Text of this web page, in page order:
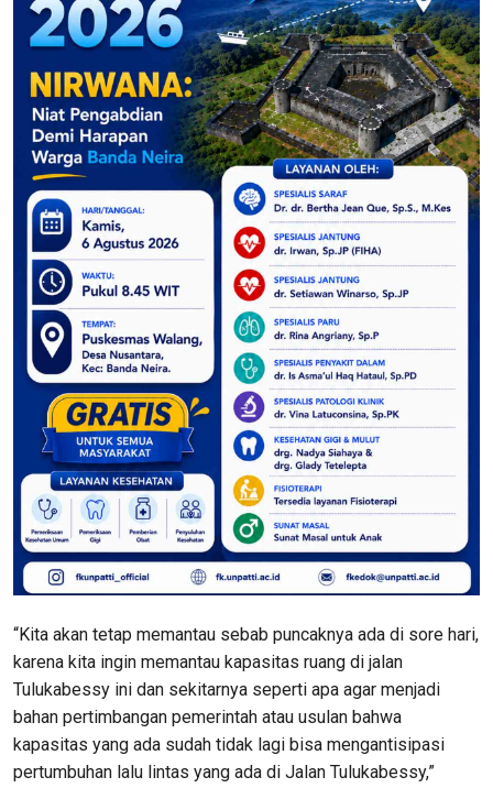
“Kita akan tetap memantau sebab puncaknya ada di sore hari,
karena kita ingin memantau kapasitas ruang di jalan
Tulukabessy ini dan sekitarnya seperti apa agar menjadi
bahan pertimbangan pemerintah atau usulan bahwa
kapasitas yang ada sudah tidak lagi bisa mengantisipasi
pertumbuhan lalu lintas yang ada di Jalan Tulukabessy,”